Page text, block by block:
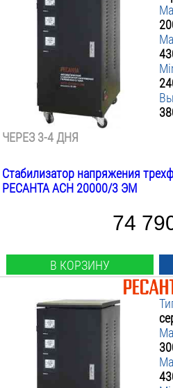
ЧЕРЕЗ 3-4 ДНЯ
Стабилизатор напряжения
РЕСАНТА АСН 20000/3 ЭМ
74
В КОРЗИНУ